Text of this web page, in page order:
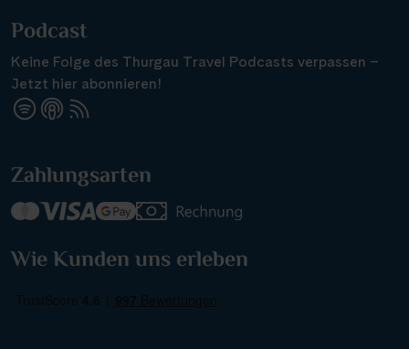
Podcast
Keine Folge des Thurgau Travel Podcasts verpassen –
Jetzt hier abonnieren!
Zahlungsarten
Wie Kunden uns erleben